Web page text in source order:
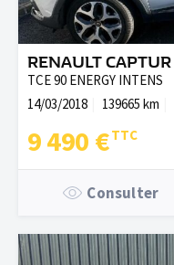
RENAULT CAPTUR
TCE 90 ENERGY INTENS
14/03/2018
139665 km
9 490 €
Consulter